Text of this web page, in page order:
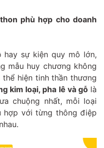
phù hợp cho doanh
sự kiện quy mô lớn,
mẫu huy chương không
hiện tinh thần thương
kim loại, pha lê và gỗlà
chuộng nhất, mỗi loại
hợp với từng thông điệp